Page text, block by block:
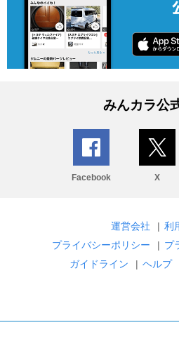
みんカラ公
Facebook X
運営会社 | 利
プライバシーポリシー
| プ
ガイドライン
| ヘルプ